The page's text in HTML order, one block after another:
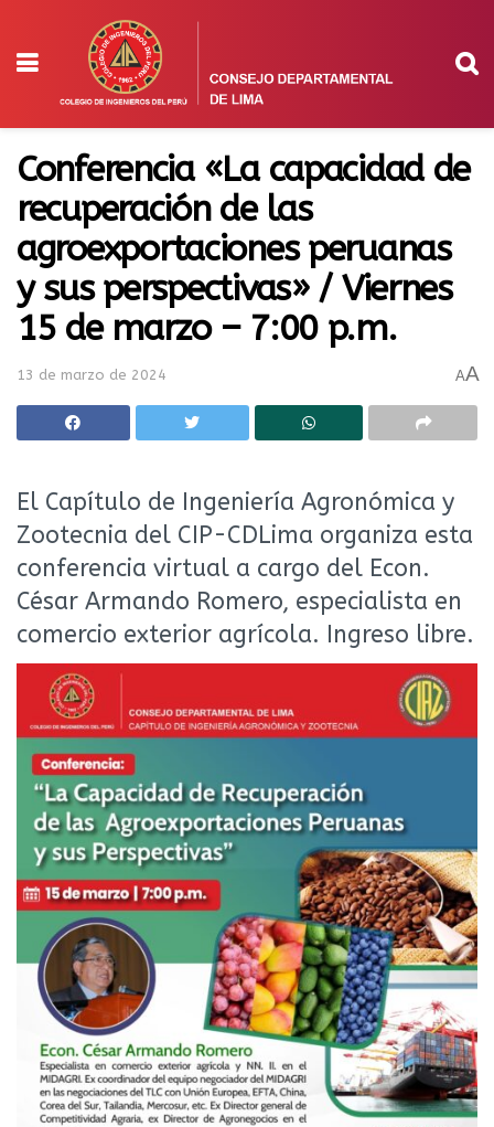
Conferencia «La capacidad de
recuperación de las
agroexportaciones peruanas
y sus perspectivas» / Viernes
15 de marzo – 7:00 p.m.
13 de marzo de 2024 AA
El Capítulo de Ingeniería Agronómica y
Zootecnia del CIP-CDLima organiza esta
conferencia virtual a cargo del Econ.
César Armando Romero, especialista en
comercio exterior agrícola. Ingreso libre.